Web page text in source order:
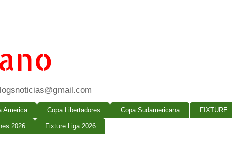
America Copa Libertadores Copa Sudamericana FIXTURE
2026 Fixture Liga 2026